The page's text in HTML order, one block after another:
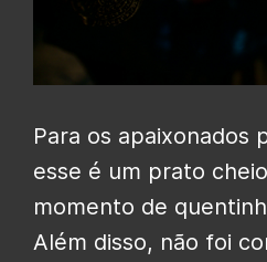
Para os apaixonados
esse é um prato
momento de
Além disso, não foi